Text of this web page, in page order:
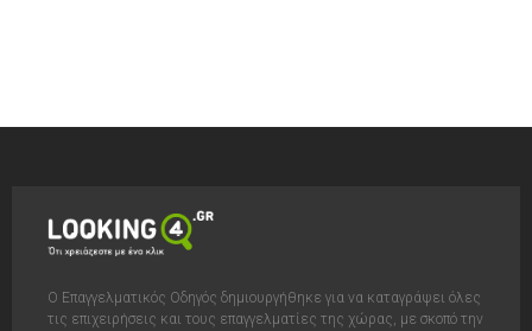
Ο Επαγγελματικός Οδηγός δημιουργήθηκε για να καταγράψει όλες
τις επιχειρήσεις και τους επαγγελματίες της χώρας, με σκοπό την